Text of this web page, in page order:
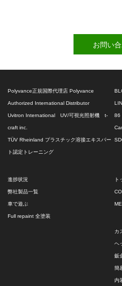
お問い
Polyvance正規国際代理店 Polyvance
Authorized International Distributor
Uvitron International UV/可視光照射機 t-
craft inc.
TÜV Rheinland プラスチック溶接エキスパー
ト認定トレーニング
86
進捗状況
弊社製品一覧
車で遊ぶ
Full repaint 全塗装
ト
カ
ヘ
鈑
簡
内